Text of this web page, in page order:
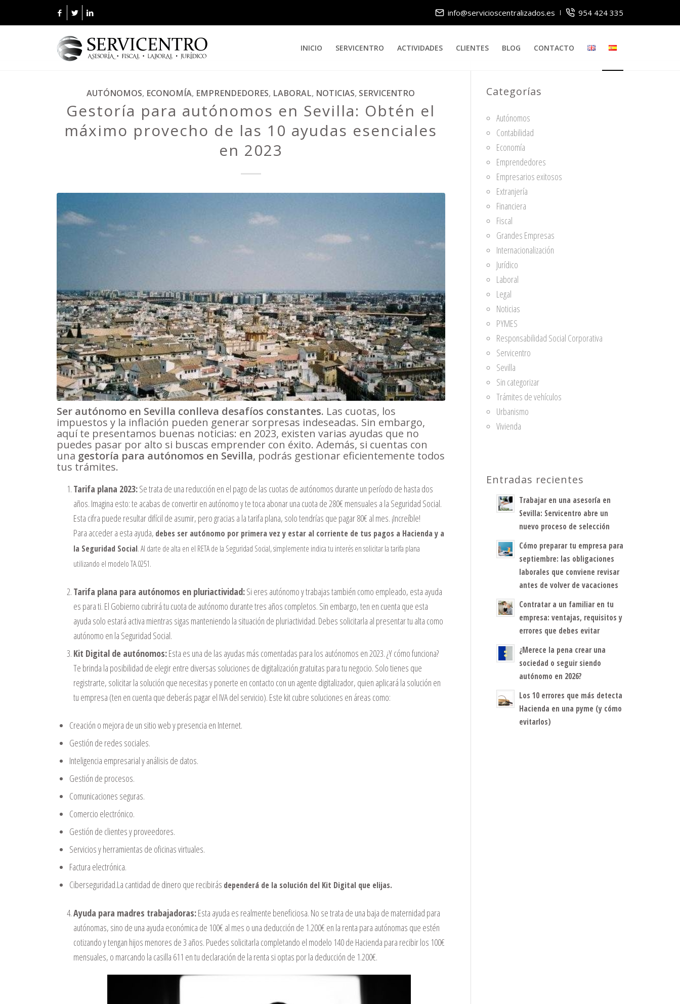
info@servicioscentralizados.es 954 424 335
INICIO SERVICENTRO ACTIVIDADES CLIENTES BLOG CONTACTO
AUTÓNOMOS, ECONOMÍA, EMPRENDEDORES, LABORAL, NOTICIAS, SERVICENTRO
Gestoría para autónomos en Sevilla: Obtén el
máximo provecho de las 10 ayudas esenciales
en 2023
Ser autónomo en Sevilla conlleva desafíos constantes. Las cuotas, los
impuestos y la inflación pueden generar sorpresas indeseadas. Sin embargo,
aquí te presentamos buenas noticias: en 2023, existen varias ayudas que no
puedes pasar por alto si buscas emprender con éxito. Además, si cuentas con
una gestoría para autónomos en Sevilla, podrás gestionar eficientemente todos
tus trámites.
Tarifa plana 2023:Se trata de una reducción en el pago de las cuotas de autónomos durante un período de hasta dos
años. Imagina esto: te acabas de convertir en autónomo y te toca abonar una cuota de 280€ mensuales a la Seguridad Social.
Esta cifra puede resultar difícil de asumir, pero gracias a la tarifa plana, solo tendrías que pagar 80€ al mes. ¡Increíble!
Para acceder a esta ayuda, debes ser autónomo por primera vez y estar al corriente de tus pagos a Hacienda y a
la Seguridad Social. Al darte de alta en el RETA de la Seguridad Social, simplemente indica tu interés en solicitar la tarifa plana
utilizando el modelo TA.0251.
Tarifa plana para autónomos en pluriactividad:Si eres autónomo y trabajas también como empleado, esta ayuda
es para ti. El Gobierno cubrirá tu cuota de autónomo durante tres años completos. Sin embargo, ten en cuenta que esta
ayuda solo estará activa mientras sigas manteniendo la situación de pluriactividad. Debes solicitarla al presentar tu alta como
autónomo en la Seguridad Social.
Kit Digital de autónomos:Esta es una de las ayudas más comentadas para los autónomos en 2023. ¿Y cómo funciona?
Te brinda la posibilidad de elegir entre diversas soluciones de digitalización gratuitas para tu negocio. Solo tienes que
registrarte, solicitar la solución que necesitas y ponerte en contacto con un agente digitalizador, quien aplicará la solución en
tu empresa (ten en cuenta que deberás pagar el IVA del servicio). Este kit cubre soluciones en áreas como:
Creación o mejora de un sitio web y presencia en Internet.
Gestión de redes sociales.
Inteligencia empresarial y análisis de datos.
Gestión de procesos.
Comunicaciones seguras.
Comercio electrónico.
Gestión de clientes y proveedores.
Servicios y herramientas de oficinas virtuales.
Factura electrónica.
Ciberseguridad.La cantidad de dinero que recibirás dependerá de la solución del Kit Digital que elijas.
Ayuda para madres trabajadoras:Esta ayuda es realmente beneficiosa. No se trata de una baja de maternidad para
autónomas, sino de una ayuda económica de 100€ al mes o una deducción de 1.200€ en la renta para autónomas que estén
cotizando y tengan hijos menores de 3 años. Puedes solicitarla completando el modelo 140 de Hacienda para recibir los 100€
mensuales, o marcando la casilla 611 en tu declaración de la renta si optas por la deducción de 1.200€.
Categorías
Autónomos
Contabilidad
Economía
Emprendedores
Empresarios exitosos
Extranjería
Financiera
Fiscal
Grandes Empresas
Internacionalización
Jurídico
Laboral
Legal
Noticias
PYMES
Responsabilidad Social Corporativa
Servicentro
Sevilla
Sin categorizar
Trámites de vehículos
Urbanismo
Vivienda
Entradas recientes
Trabajar en una asesoría en
Sevilla: Servicentro abre un
nuevo proceso de selección
Cómo preparar tu empresa para
septiembre: las obligaciones
laborales que conviene revisar
antes de volver de vacaciones
Contratar a un familiar en tu
empresa: ventajas, requisitos y
errores que debes evitar
¿Merece la pena crear una
sociedad o seguir siendo
autónomo en 2026?
Los 10 errores que más detecta
Hacienda en una pyme (y cómo
evitarlos)